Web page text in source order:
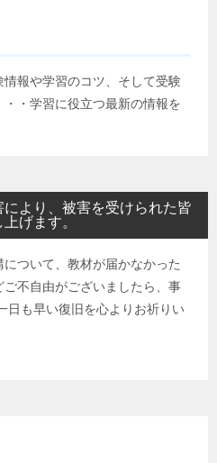
報や学習のコツ、そして受験
・学習に役立つ最新の情報を
より、被害を受けられた皆
げます。
ついて、教材が届かなかった
不自由がございましたら、事
日も早い復旧を心よりお祈りい